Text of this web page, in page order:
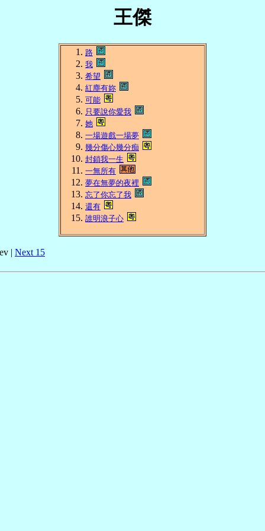
王傑
路
我
希望
紅塵有妳
可能
只要說你愛我
她
一場遊戲一場夢
幾分傷心幾分痴
封鎖我一生
一無所有
夢在無夢的夜裡
忘了你忘了我
還有
誰明浪子心
| Next 15